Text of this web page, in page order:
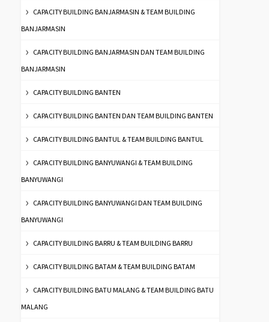
CAPACITY BUILDING BANJARMASIN & TEAM BUILDING
BANJARMASIN
CAPACITY BUILDING BANJARMASIN DAN TEAM BUILDING
BANJARMASIN
CAPACITY BUILDING BANTEN
CAPACITY BUILDING BANTEN DAN TEAM BUILDING BANTEN
CAPACITY BUILDING BANTUL & TEAM BUILDING BANTUL
CAPACITY BUILDING BANYUWANGI & TEAM BUILDING
BANYUWANGI
CAPACITY BUILDING BANYUWANGI DAN TEAM BUILDING
BANYUWANGI
CAPACITY BUILDING BARRU & TEAM BUILDING BARRU
CAPACITY BUILDING BATAM & TEAM BUILDING BATAM
CAPACITY BUILDING BATU MALANG & TEAM BUILDING BATU
MALANG